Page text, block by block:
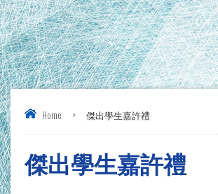
Home > 傑出學生嘉許禮
傑出學生嘉許禮